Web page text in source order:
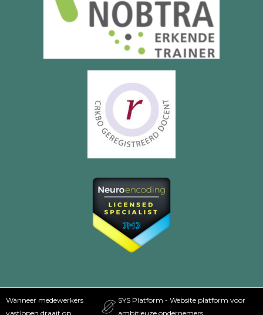
Wanneer medewerkers
vastlopen draait op
SYS Platform - Website platform voor
ambitieuze ondernemers